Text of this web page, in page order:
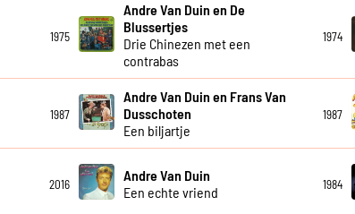
1975
Andre Van Duin en De
Blussertjes
Drie Chinezen met een
contrabas
1974
1987
Andre Van Duin en Frans Van
Dusschoten
Een biljartje
1987
2016
Andre Van Duin
Een echte vriend
1984